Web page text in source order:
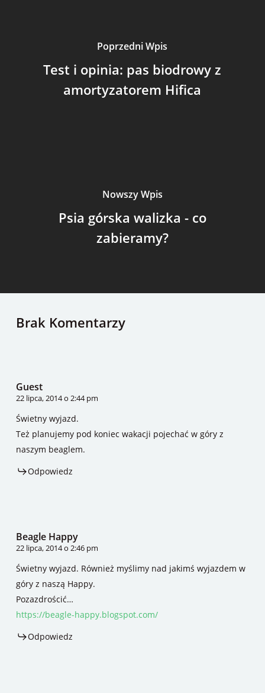
Poprzedni Wpis
Test i opinia: pas biodrowy z
amortyzatorem Hifica
Nowszy Wpis
Psia górska walizka - co
zabieramy?
Brak Komentarzy
Guest
22 lipca, 2014 o 2:44 pm
Świetny wyjazd.
Też planujemy pod koniec wakacji pojechać w góry z
naszym beaglem.
Odpowiedz
Beagle Happy
22 lipca, 2014 o 2:46 pm
Świetny wyjazd. Również myślimy nad jakimś wyjazdem w
góry z naszą Happy.
Pozazdrościć…
https://beagle-happy.blogspot.com/
Odpowiedz